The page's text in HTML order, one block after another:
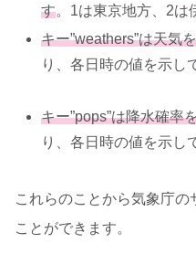
す。1は東京地方、2は
キー”weathers”は天気
り、各日時の値を示し
キー”pops”は降水確率
り、各日時の値を示し
これらのことから気象庁
ことができます。